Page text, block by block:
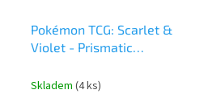
Pokémon TCG: Scarlet &
Violet - Prismatic
Sylveon
Skladem (4 ks)